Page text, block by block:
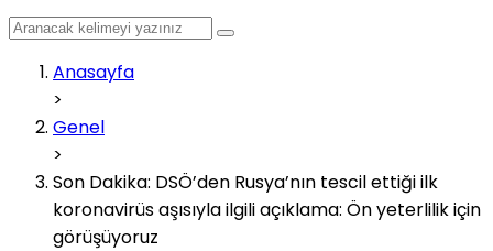
Anasayfa
>
Genel
>
Son Dakika: DSÖ’den Rusya’nın tescil ettiği ilk
koronavirüs aşısıyla ilgili açıklama: Ön yeterlilik için
görüşüyoruz